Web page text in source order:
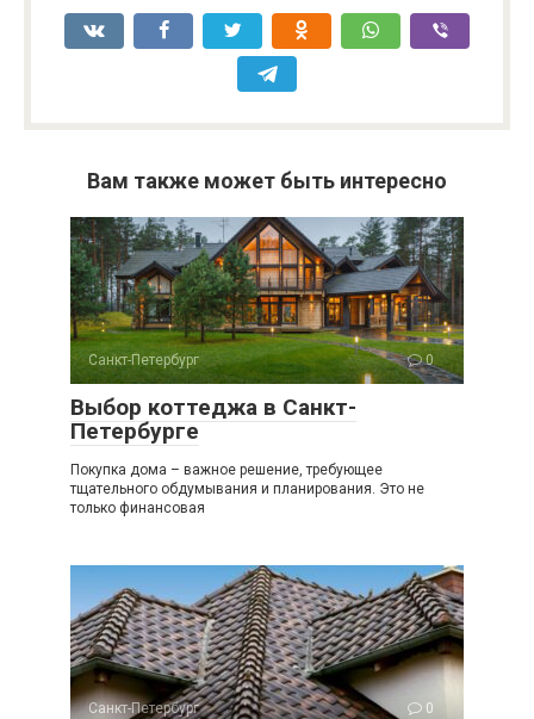
Вам также может быть интересно
Санкт-Петербург 0
Выбор коттеджа в Санкт-
Петербурге
Покупка дома – важное решение, требующее
тщательного обдумывания и планирования. Это не
только финансовая
Санкт-Петербург 0